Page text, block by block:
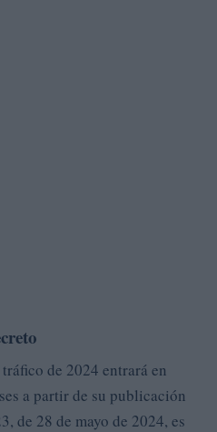
de 2024 entrará en
a partir de su publicación
de 28 de mayo de 2024, es